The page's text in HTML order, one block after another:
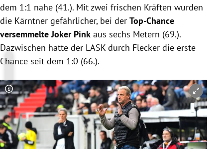
dem 1:1 nahe (41.). Mit zwei frischen Kräften wurden
die Kärntner gefährlicher, bei der Top-Chance
versemmelte Joker Pink aus sechs Metern (69.).
Dazwischen hatte der LASK durch Flecker die erste
Chance seit dem 1:0 (66.).
Copyright-Hinweis öffnen/schließen